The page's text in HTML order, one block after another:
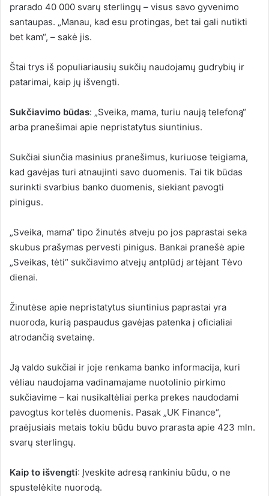
prarado 40 000 svarų sterlingų – visus savo gyvenimo
santaupas. „Manau, kad esu protingas, bet tai gali nutikti
bet kam“, – sakė jis.
Štai trys iš populiariausių sukčių naudojamų gudrybių ir
patarimai, kaip jų išvengti.
Sukčiavimo būdas: „Sveika, mama, turiu naują telefoną“
arba pranešimai apie nepristatytus siuntinius.
Sukčiai siunčia masinius pranešimus, kuriuose teigiama,
kad gavėjas turi atnaujinti savo duomenis. Tai tik būdas
surinkti svarbius banko duomenis, siekiant pavogti
pinigus.
„Sveika, mama“ tipo žinutės atveju po jos paprastai seka
skubus prašymas pervesti pinigus. Bankai pranešė apie
„Sveikas, tėti“ sukčiavimo atvejų antplūdį artėjant Tėvo
dienai.
Žinutėse apie nepristatytus siuntinius paprastai yra
nuoroda, kurią paspaudus gavėjas patenka į oficialiai
atrodančią svetainę.
Ją valdo sukčiai ir joje renkama banko informacija, kuri
vėliau naudojama vadinamajame nuotolinio pirkimo
sukčiavime – kai nusikaltėliai perka prekes naudodami
pavogtus kortelės duomenis. Pasak „UK Finance“,
praėjusiais metais tokiu būdu buvo prarasta apie 423 mln.
svarų sterlingų.
Kaip to išvengti: Įveskite adresą rankiniu būdu, o ne
spustelėkite nuorodą.